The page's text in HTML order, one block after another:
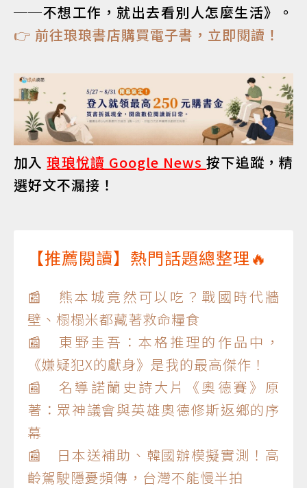
──不想工作，就出去看別人怎麼生活》。
👉 前往琅琅書店購買電子書，立即閱讀！
加入琅琅悅讀 Google News按下追蹤，精
選好文不漏接！
【推薦閱讀】熱門話題總整理🔥
📰 熊本城竟然可以吃？戰國時代牆
壁、榻榻米都藏著救命糧食
📰 東野圭吾：本格推理的作品中，
《嫌疑犯X的獻身》是我的最高傑作！
📰 名導諾蘭史詩大片《奧德賽》原
著：眾神議會與英雄奧德修斯返鄉的序
幕
📰 日本送補助、韓國辦模擬實測！高
齡駕駛隱憂頻傳，台灣不能慢半拍